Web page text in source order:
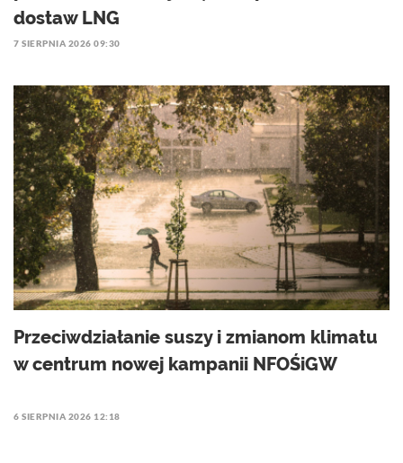
dostaw LNG
7 SIERPNIA 2026 09:30
Przeciwdziałanie suszy i zmianom klimatu
w centrum nowej kampanii NFOŚiGW
6 SIERPNIA 2026 12:18